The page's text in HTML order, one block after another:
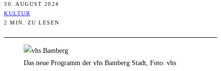
30. AUGUST 2024
KULTUR
2 MIN. ZU LESEN
Das neue Programm der vhs Bamberg Stadt, Foto: vhs